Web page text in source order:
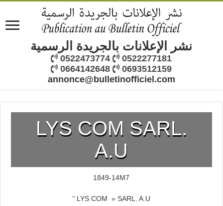
نشر الإعلانات بالجريدة الرسمية
0522473774
0522277181
0664142648
0693512159
annonce@bulletinofficiel.com
LYS COM SARL.
A.U
1849-14M7
‘’ LYS COM » SARL. A.U